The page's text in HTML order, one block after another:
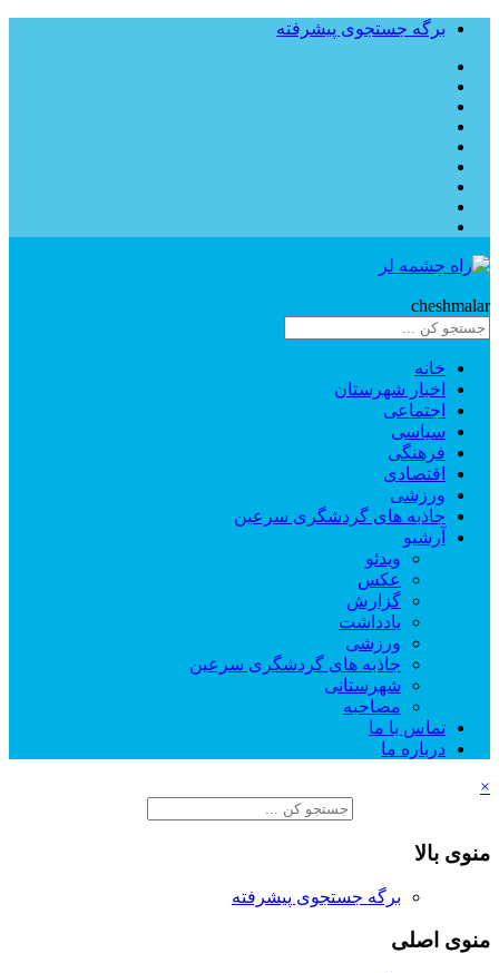
برگه جستجوی پیشرفته
cheshmalar
خانه
اخبار شهرستان
اجتماعی
سیاسی
فرهنگی
اقتصادی
ورزشی
جاذبه های گردشگری سرعین
آرشیو
ویدئو
عکس
گزارش
یادداشت
ورزشی
جاذبه های گردشگری سرعین
شهرستانی
مصاحبه
تماس با ما
درباره ما
×
منوی بالا
برگه جستجوی پیشرفته
منوی اصلی